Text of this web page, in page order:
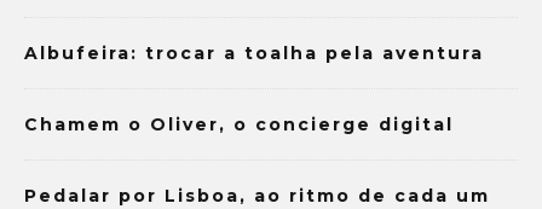
Albufeira: trocar a toalha pela aventura
Chamem o Oliver, o concierge digital
Pedalar por Lisboa, ao ritmo de cada um